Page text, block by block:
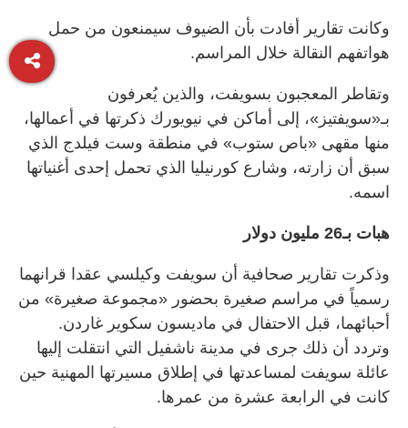
وكانت تقارير أفادت بأن الضيوف سيمنعون من حمل
هواتفهم النقالة خلال المراسم.
وتقاطر المعجبون بسويفت، والذين يُعرفون
بـ«سويفتيز»، إلى أماكن في نيويورك ذكرتها في أعمالها،
منها مقهى «باص ستوب» في منطقة وست فيلدج الذي
سبق أن زارته، وشارع كورنيليا الذي تحمل إحدى أغنياتها
اسمه.
هبات بـ26 مليون دولار
وذكرت تقارير صحافية أن سويفت وكيلسي عقدا قرانهما
رسمياً في مراسم صغيرة بحضور «مجموعة صغيرة» من
أحبائهما، قبل الاحتفال في ماديسون سكوير غاردن.
وتردد أن ذلك جرى في مدينة ناشفيل التي انتقلت إليها
عائلة سويفت لمساعدتها في إطلاق مسيرتها المهنية حين
كانت في الرابعة عشرة من عمرها.